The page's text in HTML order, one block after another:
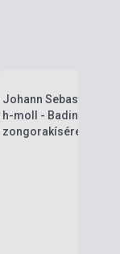
Johann Sebastian
h-moll - Badinerie
zongorakísérettel)